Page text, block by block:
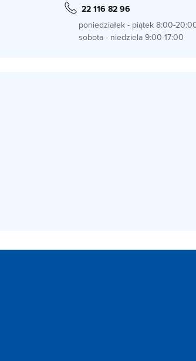
22 116 82 96
poniedziałek - piątek 8:00-
sobota - niedziela 9:00-17:00